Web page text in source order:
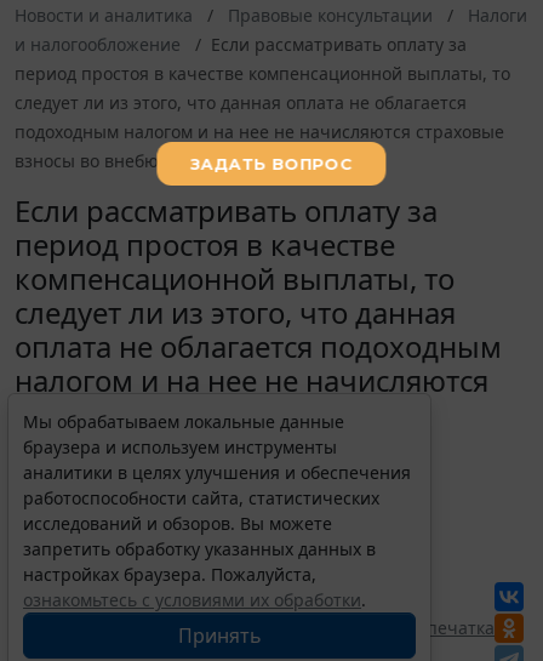
Новости и аналитика Правовые консультации
Налоги
и налогообложение
Если рассматривать оплату за
период простоя в качестве компенсационной выплаты, то
следует ли из этого, что данная оплата не облагается
подоходным налогом и на нее не начисляются страховые
взносы во внебюджетные фонды?
Если рассматривать оплату за
период простоя в качестве
компенсационной выплаты, то
следует ли из этого, что данная
оплата не облагается подоходным
налогом и на нее не начисляются
страховые взносы во
внебюджетные фонды?
15 мая 2020
Для просмотра актуального текста
документа и получения полной
информации о вступлении в силу,
изменениях и порядке применения
Интернет-версии системы ГАРАНТ:
Перепечатка
Мы обрабатываем локальные данные
браузера и используем инструменты
аналитики в целях улучшения и обеспечения
работоспособности сайта, статистических
исследований и обзоров. Вы можете
запретить обработку указанных данных в
настройках браузера. Пожалуйста,
ознакомьтесь с условиями их обработки.
Принять